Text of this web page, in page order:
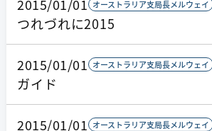
2015/01/01 オーストラリア支局長メルウェイ
つれづれに2015
2015/01/01 オーストラリア支局長メルウェイ
ガイド
2015/01/01 オーストラリア支局長メルウェイ